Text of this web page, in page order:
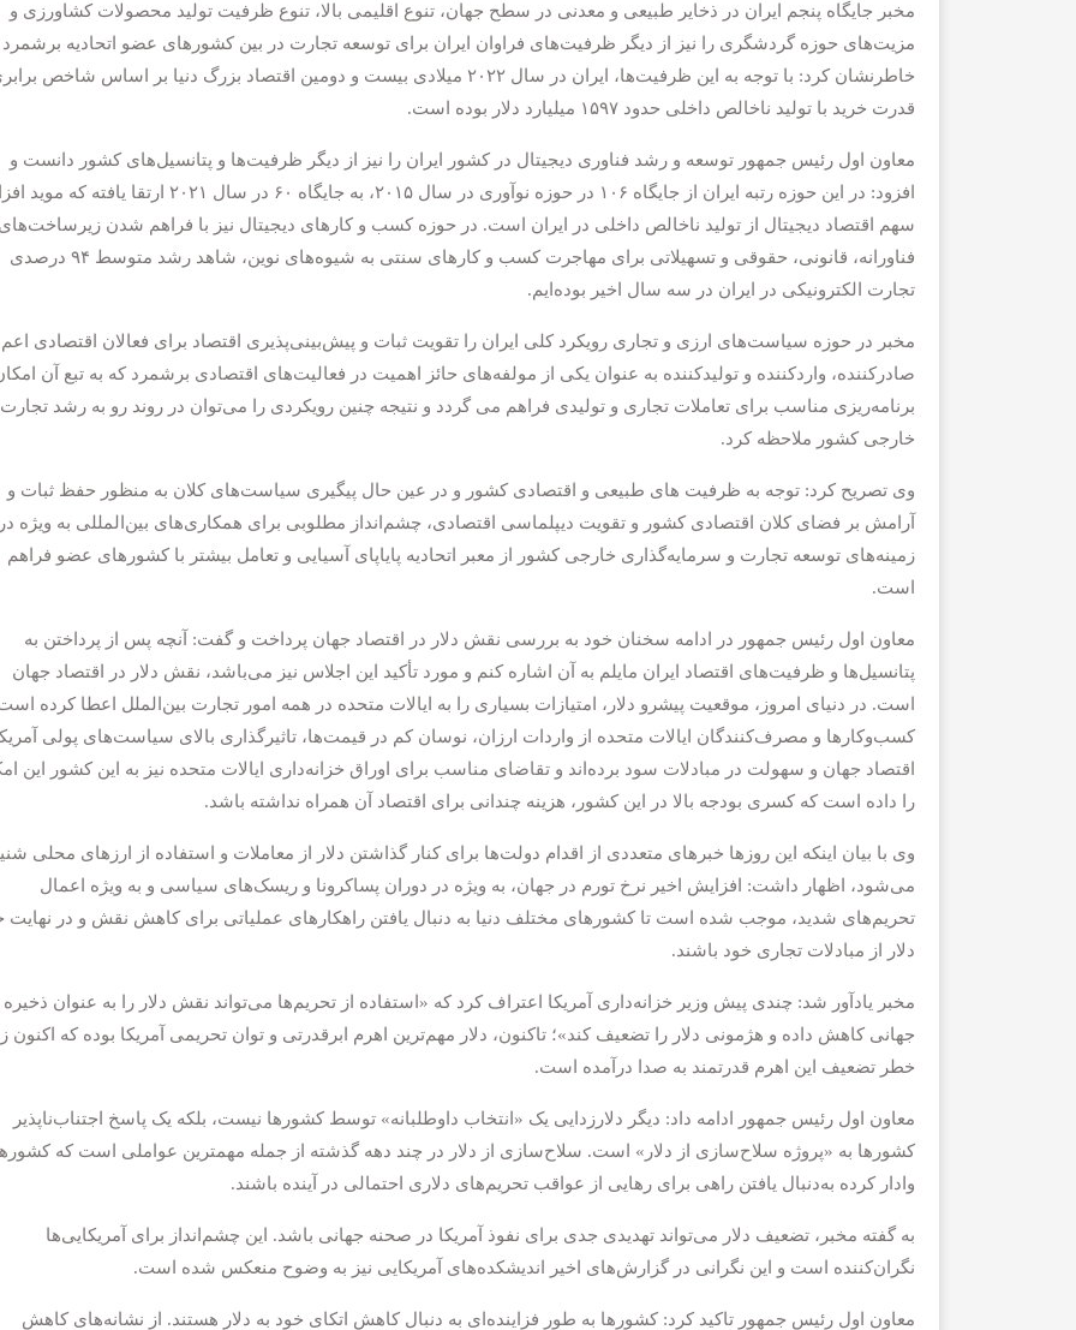
مخبر جایگاه پنجم ایران در ذخایر طبیعی و معدنی در سطح جهان، تنوع اقلیمی بالا، تنوع ظرفیت تولید محصولات کشاورزی و
مزیت‌های حوزه گردشگری را نیز از دیگر ظرفیت‌های فراوان ایران برای توسعه تجارت در بین کشورهای عضو اتحادیه برشمرد
خاطرنشان کرد: با توجه به این ظرفیت‌ها، ایران در سال ۲۰۲۲ میلادی بیست و دومین اقتصاد بزرگ دنیا بر اساس شاخص
قدرت خرید با تولید ناخالص داخلی حدود ۱۵۹۷ میلیارد دلار بوده است.
معاون اول رئیس جمهور توسعه و رشد فناوری دیجیتال در کشور ایران را نیز از دیگر ظرفیت‌ها و پتانسیل‌های کشور دانست و
افزود: در این حوزه رتبه ایران از جایگاه ۱۰۶ در حوزه نوآوری در سال ۲۰۱۵، به جایگاه ۶۰ در سال ۲۰۲۱ ارتقا
سهم اقتصاد دیجیتال از تولید ناخالص داخلی در ایران است. در حوزه کسب و کارهای دیجیتال نیز با فراهم شدن زیرساخت‌های
فناورانه، قانونی، حقوقی و تسهیلاتی برای مهاجرت کسب و کارهای سنتی به شیوه‌های نوین، شاهد رشد متوسط ۹۴ درصدی
تجارت الکترونیکی در ایران در سه سال اخیر بوده‌ایم.
مخبر در حوزه سیاست‌های ارزی و تجاری رویکرد کلی ایران را تقویت ثبات و پیش‌بینی‌پذیری اقتصاد برای فعالان اقتصادی اعم
صادرکننده، واردکننده و تولیدکننده به عنوان یکی از مولفه‌های حائز اهمیت در فعالیت‌های اقتصادی برشمرد که به تبع آن
برنامه‌ریزی مناسب برای تعاملات تجاری و تولیدی فراهم می گردد و نتیجه چنین رویکردی را می‌توان در روند رو به رشد تجارت
خارجی کشور ملاحظه کرد.
وی تصریح کرد: توجه به ظرفیت های طبیعی و اقتصادی کشور و در عین حال پیگیری سیاست‌های کلان به منظور حفظ ثبات و
آرامش بر فضای کلان اقتصادی کشور و تقویت دیپلماسی اقتصادی، چشم‌انداز مطلوبی برای همکاری‌های بین‌المللی به ویژه در
زمینه‌های توسعه تجارت و سرمایه‌گذاری خارجی کشور از معبر اتحادیه پایاپای آسیایی و تعامل بیشتر با کشورهای عضو فراهم
است.
معاون اول رئیس جمهور در ادامه سخنان خود به بررسی نقش دلار در اقتصاد جهان پرداخت و گفت: آنچه پس از پرداختن به
پتانسیل‌ها و ظرفیت‌های اقتصاد ایران مایلم به آن اشاره کنم و مورد تأکید این اجلاس نیز می‌باشد، نقش دلار در اقتصاد جهان
است. در دنیای امروز، موقعیت پیشرو دلار، امتیازات بسیاری را به ایالات متحده در همه امور تجارت بین‌الملل اعطا کرده
کسب‌وکارها و مصرف‌کنندگان ایالات متحده از واردات ارزان، نوسان کم در قیمت‌ها، تاثیرگذاری بالای سیاست‌های پولی
اقتصاد جهان و سهولت در مبادلات سود برده‌اند و تقاضای مناسب برای اوراق خزانه‌داری ایالات متحده نیز به این کشور این
را داده است که کسری بودجه بالا در این کشور، هزینه چندانی برای اقتصاد آن همراه نداشته باشد.
وی با بیان اینکه این روزها خبرهای متعددی از اقدام دولت‌ها برای کنار گذاشتن دلار از معاملات و استفاده از ارزهای محلی
می‌شود، اظهار داشت: افزایش اخیر نرخ تورم در جهان، به ویژه در دوران پساکرونا و ریسک‌های سیاسی و به ویژه اعمال
تحریم‌های شدید، موجب شده است تا کشورهای مختلف دنیا به دنبال یافتن راهکارهای عملیاتی برای کاهش نقش و در
دلار از مبادلات تجاری خود باشند.
مخبر یادآور شد: چندی پیش وزیر خزانه‌داری آمریکا اعتراف کرد که «استفاده از تحریم‌ها می‌تواند نقش دلار را به عنوان ذخیره
جهانی کاهش داده و هژمونی دلار را تضعیف کند»؛ تاکنون، دلار مهم‌ترین اهرم ابرقدرتی و توان تحریمی آمریکا بوده که اکنون
خطر تضعیف این اهرم قدرتمند به صدا درآمده است.
معاون اول رئیس جمهور ادامه داد: دیگر دلارزدایی یک «انتخاب داوطلبانه» توسط کشورها نیست، بلکه یک ‌پاسخ اجتناب‌ناپذیر
کشورها به «پروژه سلاح‌سازی از دلار» است. سلاح‌سازی از دلار در چند دهه گذشته از جمله مهمترین عواملی است که کشورها
وادار کرده به‌دنبال یافتن راهی برای رهایی از عواقب تحریم‌های دلاری احتمالی در آینده باشند.
به گفته مخبر، تضعیف دلار می‌تواند تهدیدی جدی برای نفوذ آمریکا در صحنه جهانی باشد. این چشم‌انداز برای آمریکایی‌ها
نگران‌کننده است و این نگرانی در گزارش‌های اخیر اندیشکده‌های آمریکایی نیز به وضوح منعکس شده است.
معاون اول رئیس جمهور تاکید کرد: کشورها به طور فزاینده‌ای به دنبال کاهش اتکای خود به دلار هستند. از نشانه‌های کاهش